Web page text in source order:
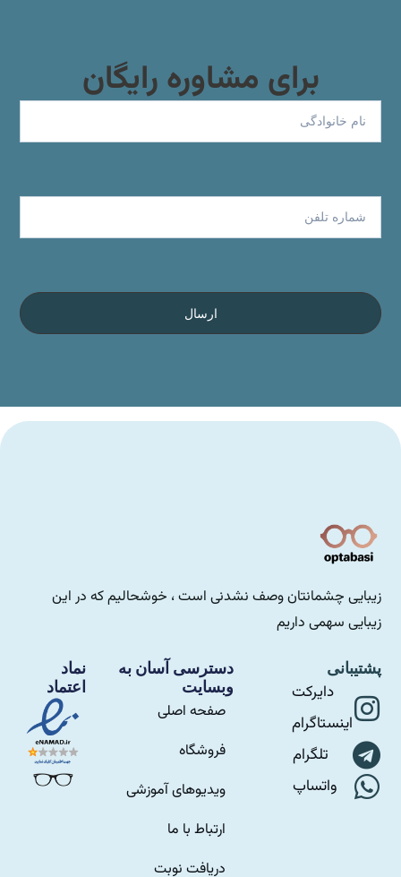
برای مشاوره رایگان
ارسال
زیبایی چشمانتان وصف نشدنی است ، خوشحالیم که در این
زیبایی سهمی داریم
دسترسی آسان به
وبسایت
صفحه اصلی
فروشگاه
ویدیوهای آموزشی
ارتباط با ما
دریافت نوبت
پشتیبانی
دایرکت
اینستاگرام
تلگرام
واتساپ
نماد
اعتماد